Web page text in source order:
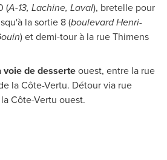
(A-13, Lachine, Laval), bretelle pour
la sortie 8 (boulevard Henri-
) et demi-tour à la rue Thimens
voie de desserteouest, entre la rue
la Côte-Vertu. Détour via rue
Côte-Vertu ouest.